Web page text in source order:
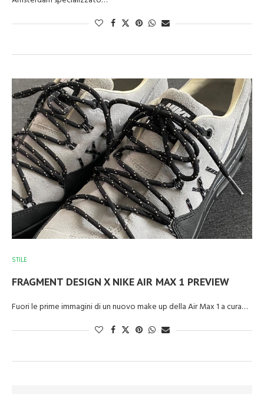
STILE
FRAGMENT DESIGN X NIKE AIR MAX 1 PREVIEW
Fuori le prime immagini di un nuovo make up della Air Max 1 a cura…